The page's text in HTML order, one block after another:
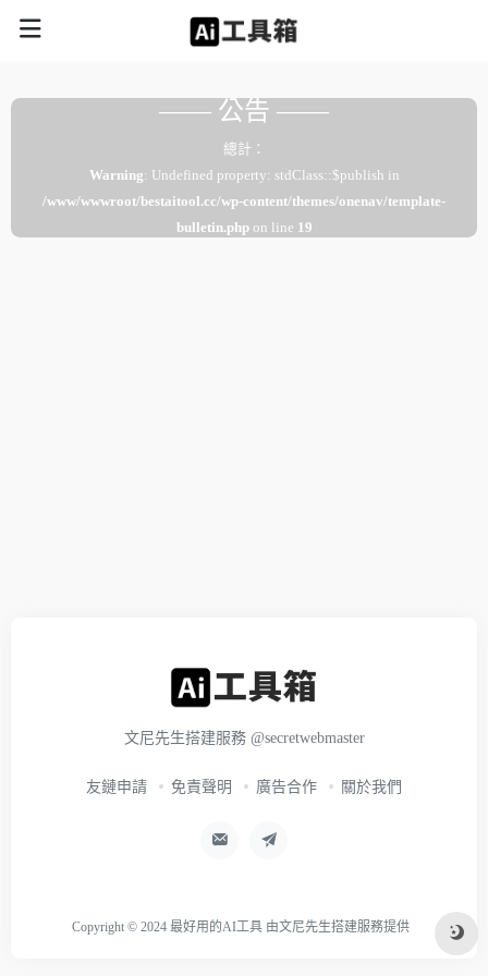
—— 公告 ——
總計：
Warning: Undefined property: stdClass::$publish in
/www/wwwroot/bestaitool.cc/wp-content/themes/onenav/template-
bulletin.phpon line 19
文尼先生搭建服務 @secretwebmaster
友鏈申請 免責聲明 廣告合作 關於我們
Copyright © 2024 最好用的AI工具 由文尼先生搭建服務提供